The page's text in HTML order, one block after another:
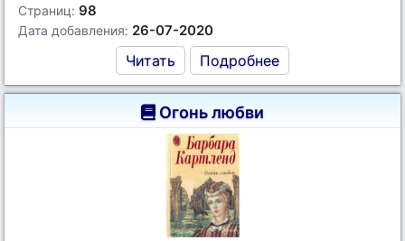
Страниц: 98
Дата добавления: 26-07-2020
Читать Подробнее
Огонь любви